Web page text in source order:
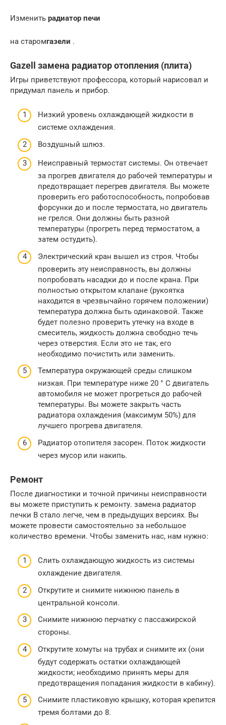
Изменить радиатор печи
на старомгазели .
Gazell замена радиатор отопления (плита)
Игры приветствуют профессора, который нарисовал и
придумал панель и прибор.
Низкий уровень охлаждающей жидкости в
системе охлаждения.
Воздушный шлюз.
Неисправный термостат системы. Он отвечает
за прогрев двигателя до рабочей температуры и
предотвращает перегрев двигателя. Вы можете
проверить его работоспособность, попробовав
форсунки до и после термостата, но двигатель
не грелся. Они должны быть разной
температуры (прогреть перед термостатом, а
затем остудить).
Электрический кран вышел из строя. Чтобы
проверить эту неисправность, вы должны
попробовать насадки до и после крана. При
полностью открытом клапане (рукоятка
находится в чрезвычайно горячем положении)
температура должна быть одинаковой. Также
будет полезно проверить утечку на входе в
смеситель, жидкость должна свободно течь
через отверстия. Если это не так, его
необходимо почистить или заменить.
Температура окружающей среды слишком
низкая. При температуре ниже 20 ° C двигатель
автомобиля не может прогреться до рабочей
температуры. Вы можете закрыть часть
радиатора охлаждения (максимум 50%) для
лучшего прогрева двигателя.
Радиатор отопителя засорен. Поток жидкости
через мусор или накипь.
Ремонт
После диагностики и точной причины неисправности
вы можете приступить к ремонту. замена радиатор
печки В стало легче, чем в предыдущих версиях. Вы
можете провести самостоятельно за небольшое
количество времени. Чтобы заменить нас, нам нужно:
Слить охлаждающую жидкость из системы
охлаждение двигателя.
Открутите и снимите нижнюю панель в
центральной консоли.
Снимите нижнюю перчатку с пассажирской
стороны.
Открутите хомуты на трубах и снимите их (они
будут содержать остатки охлаждающей
жидкости; необходимо принять меры для
предотвращения попадания жидкости в кабину).
Снимите пластиковую крышку, которая крепится
тремя болтами до 8.